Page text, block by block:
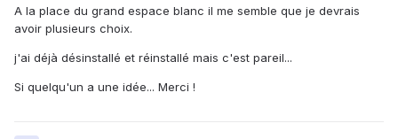
A la place du grand espace blanc il me semble que je devrais
avoir plusieurs choix.
j'ai déjà désinstallé et réinstallé mais c'est pareil...
Si quelqu'un a une idée... Merci !